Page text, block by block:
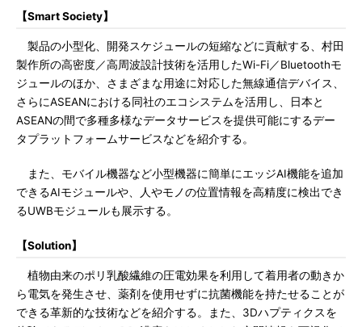
【Smart Society】
製品の小型化、開発スケジュールの短縮などに貢献する、村田
製作所の高密度／高周波設計技術を活用したWi-Fi／Bluetoothモ
ジュールのほか、さまざまな用途に対応した無線通信デバイス、
さらにASEANにおける同社のエコシステムを活用し、日本と
ASEANの間で多種多様なデータサービスを提供可能にするデー
タプラットフォームサービスなどを紹介する。
また、モバイル機器など小型機器に簡単にエッジAI機能を追加
できるAIモジュールや、人やモノの位置情報を高精度に検出でき
るUWBモジュールも展示する。
【Solution】
植物由来のポリ乳酸繊維の圧電効果を利用して着用者の動きか
ら電気を発生させ、薬剤を使用せずに抗菌機能を持たせることが
できる革新的な技術などを紹介する。また、3Dハプティクスを